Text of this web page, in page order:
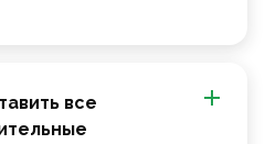
все